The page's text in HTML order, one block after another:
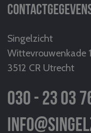
Singelzicht
Wittevrouwenkade 1
3512 CR Utrecht
030 - 23 03